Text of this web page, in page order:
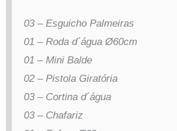
03 – Esguicho Palmeiras
01 – Roda d´água Ø60cm
01 – Mini Balde
02 – Pistola Giratória
03 – Cortina d´água
03 – Chafariz